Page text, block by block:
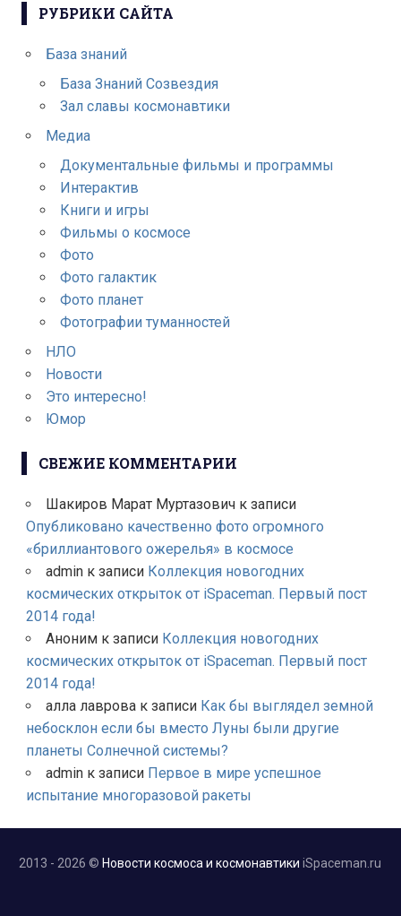
РУБРИКИ САЙТА
База знаний
База Знаний Созвездия
Зал славы космонавтики
Медиа
Документальные фильмы и программы
Интерактив
Книги и игры
Фильмы о космосе
Фото
Фото галактик
Фото планет
Фотографии туманностей
НЛО
Новости
Это интересно!
Юмор
СВЕЖИЕ КОММЕНТАРИИ
Шакиров Марат Муртазовичк записи
Опубликовано качественно фото огромного
«бриллиантового ожерелья» в космосе
adminк записи Коллекция новогодних
космических открыток от iSpaceman. Первый пост
2014 года!
Анонимк записи Коллекция новогодних
космических открыток от iSpaceman. Первый пост
2014 года!
алла лавровак записи Как бы выглядел земной
небосклон если бы вместо Луны были другие
планеты Солнечной системы?
adminк записи Первое в мире успешное
испытание многоразовой ракеты
2013 - 2026 © Новости космоса и космонавтики iSpaceman.ru